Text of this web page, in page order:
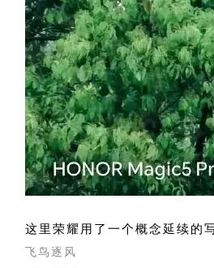
这里荣耀用了一个概念延续的
飞鸟逐风